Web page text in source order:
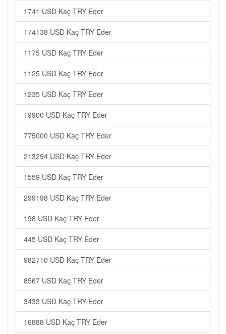
1741 USD Kaç TRY Eder
174138 USD Kaç TRY Eder
1175 USD Kaç TRY Eder
1125 USD Kaç TRY Eder
1235 USD Kaç TRY Eder
19900 USD Kaç TRY Eder
775000 USD Kaç TRY Eder
213294 USD Kaç TRY Eder
1559 USD Kaç TRY Eder
299198 USD Kaç TRY Eder
198 USD Kaç TRY Eder
445 USD Kaç TRY Eder
982710 USD Kaç TRY Eder
8567 USD Kaç TRY Eder
3433 USD Kaç TRY Eder
16888 USD Kaç TRY Eder